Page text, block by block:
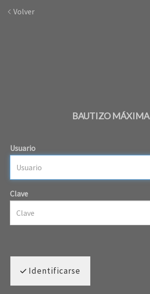
Volver
BAUTIZO MÁXIMA
Usuario
Clave
Identificarse